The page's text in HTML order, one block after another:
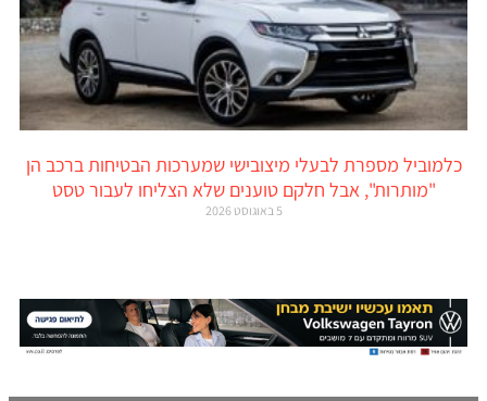
כלמוביל מספרת לבעלי מיצובישי שמערכות הבטיחות ברכב הן
"מותרות", אבל חלקם טוענים שלא הצליחו לעבור טסט
5 באוגוסט 2026